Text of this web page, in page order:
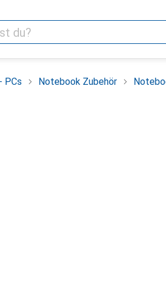
PCs Notebook Zubehör